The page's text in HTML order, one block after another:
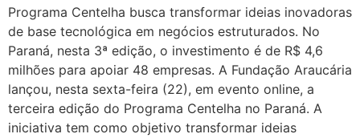
Programa Centelha busca transformar ideias inovadoras
de base tecnológica em negócios estruturados. No
Paraná, nesta 3ª edição, o investimento é de R$ 4,6
milhões para apoiar 48 empresas. A Fundação Araucária
lançou, nesta sexta-feira (22), em evento online, a
terceira edição do Programa Centelha no Paraná. A
iniciativa tem como objetivo transformar ideias